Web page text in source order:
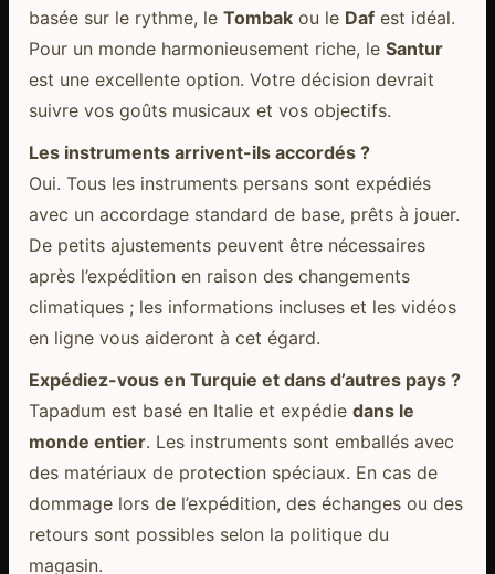
basée sur le rythme, le Tombakou le Dafest idéal.
Pour un monde harmonieusement riche, le Santur
est une excellente option. Votre décision devrait
suivre vos goûts musicaux et vos objectifs.
Les instruments arrivent-ils accordés ?
Oui. Tous les instruments persans sont expédiés
avec un accordage standard de base, prêts à jouer.
De petits ajustements peuvent être nécessaires
après l’expédition en raison des changements
climatiques ; les informations incluses et les vidéos
en ligne vous aideront à cet égard.
Expédiez-vous en Turquie et dans d’autres pays ?
Tapadum est basé en Italie et expédie dans le
monde entier. Les instruments sont emballés avec
des matériaux de protection spéciaux. En cas de
dommage lors de l’expédition, des échanges ou des
retours sont possibles selon la politique du
magasin.